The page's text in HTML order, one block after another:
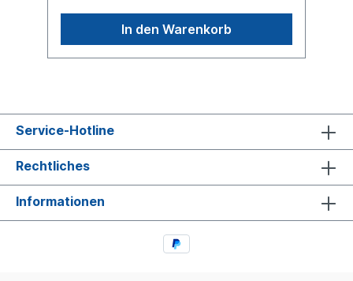
In den Warenkorb
Service-Hotline
Rechtliches
Informationen